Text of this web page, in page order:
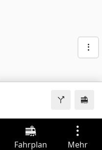
Fahrplan Mehr